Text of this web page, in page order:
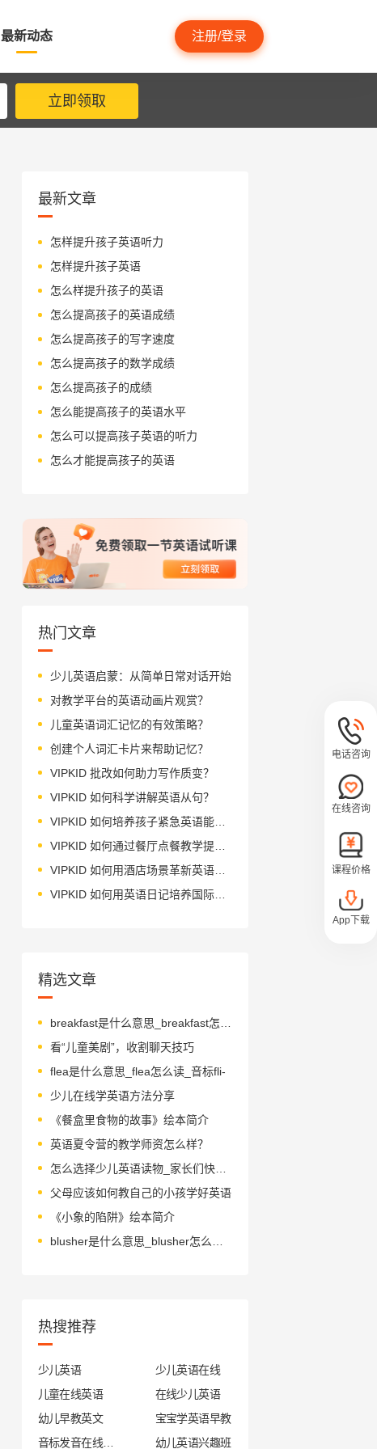
最新动态 注册/登录
立即领取
最新文章
怎样提升孩子英语听力
怎样提升孩子英语
怎么样提升孩子的英语
怎么提高孩子的英语成绩
怎么提高孩子的写字速度
怎么提高孩子的数学成绩
怎么提高孩子的成绩
怎么能提高孩子的英语水平
怎么可以提高孩子英语的听力
怎么才能提高孩子的英语
热门文章
少儿英语启蒙：从简单日常对话开始
对教学平台的英语动画片观赏？
儿童英语词汇记忆的有效策略？
创建个人词汇卡片来帮助记忆？
VIPKID 批改如何助力写作质变？
VIPKID 如何科学讲解英语从句？
VIPKID 如何培养孩子紧急英语能力？
VIPKID 如何通过餐厅点餐教学提升少儿英语应用能力？
VIPKID 如何用酒店场景革新英语教学？
VIPKID 如何用英语日记培养国际化人才？
精选文章
看“儿童美剧”，收割聊天技巧
flea是什么意思_flea怎么读_音标fli-
少儿在线学英语方法分享
《餐盒里食物的故事》绘本简介
英语夏令营的教学师资怎么样？
怎么选择少儿英语读物_家长们快来看看吧
父母应该如何教自己的小孩学好英语
《小象的陷阱》绘本简介
热搜推荐
少儿英语
少儿英语在线
儿童在线英语
在线少儿英语
幼儿早教英文
宝宝学英语早教
幼儿英语兴趣班
电话咨询
在线咨询
课程价格
App下载